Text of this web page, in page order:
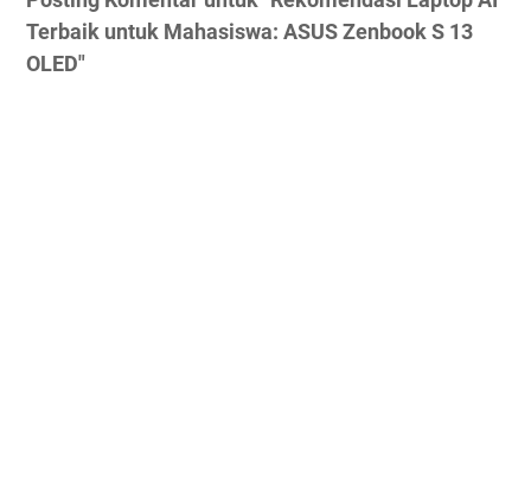
Terbaik untuk Mahasiswa: ASUS Zenbook S 13
OLED"